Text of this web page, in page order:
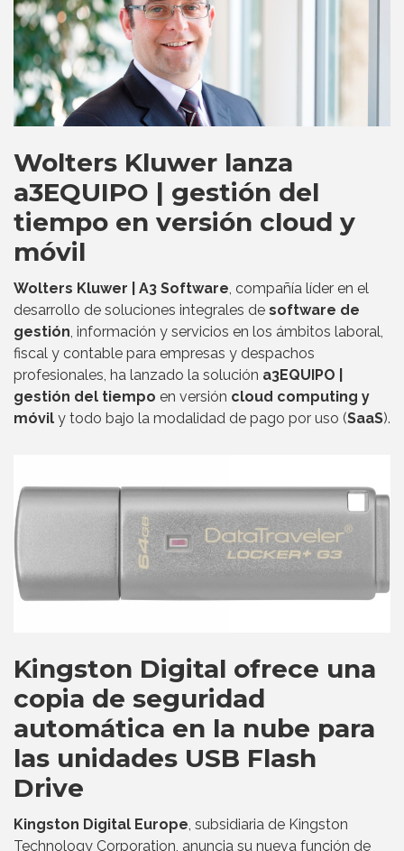
Wolters Kluwer lanza
a3EQUIPO | gestión del
tiempo en versión cloud y
móvil
Wolters Kluwer | A3 Software, compañía líder en el
desarrollo de soluciones integrales de software de
gestión, información y servicios en los ámbitos laboral,
fiscal y contable para empresas y despachos
profesionales, ha lanzado la solución a3EQUIPO |
gestión del tiempo en versión cloud computing y
móvil y todo bajo la modalidad de pago por uso (SaaS).
Kingston Digital ofrece una
copia de seguridad
automática en la nube para
las unidades USB Flash
Drive
Kingston Digital Europe, subsidiaria de Kingston
Technology Corporation, anuncia su nueva función de